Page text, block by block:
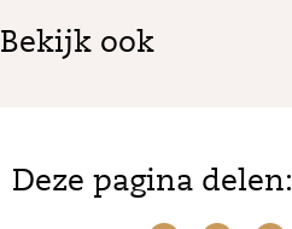
Bekijk ook
Deze pagina delen: